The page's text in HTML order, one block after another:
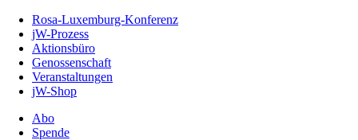
Inhalt
Seite
Rosa-Luxemburg-Konferenz
jW-Prozess
Aktionsbüro
Genossenschaft
Veranstaltungen
jW-Shop
Abo
Spende